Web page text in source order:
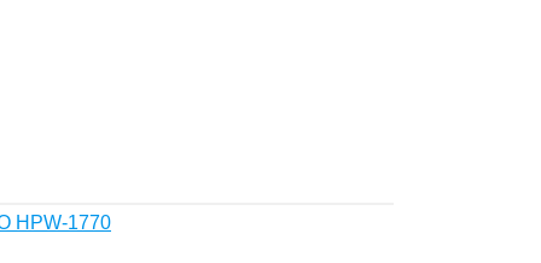
HPW-1770